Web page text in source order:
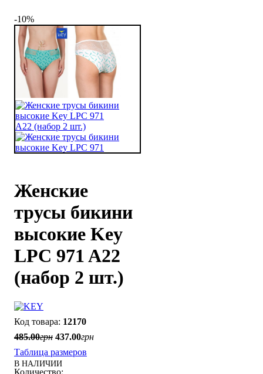
-10%
Женские
трусы бикини
высокие Key
LPC 971 A22
(набор 2 шт.)
12170
485.00грн 437.00грн
Таблица размеров
В НАЛИЧИИ